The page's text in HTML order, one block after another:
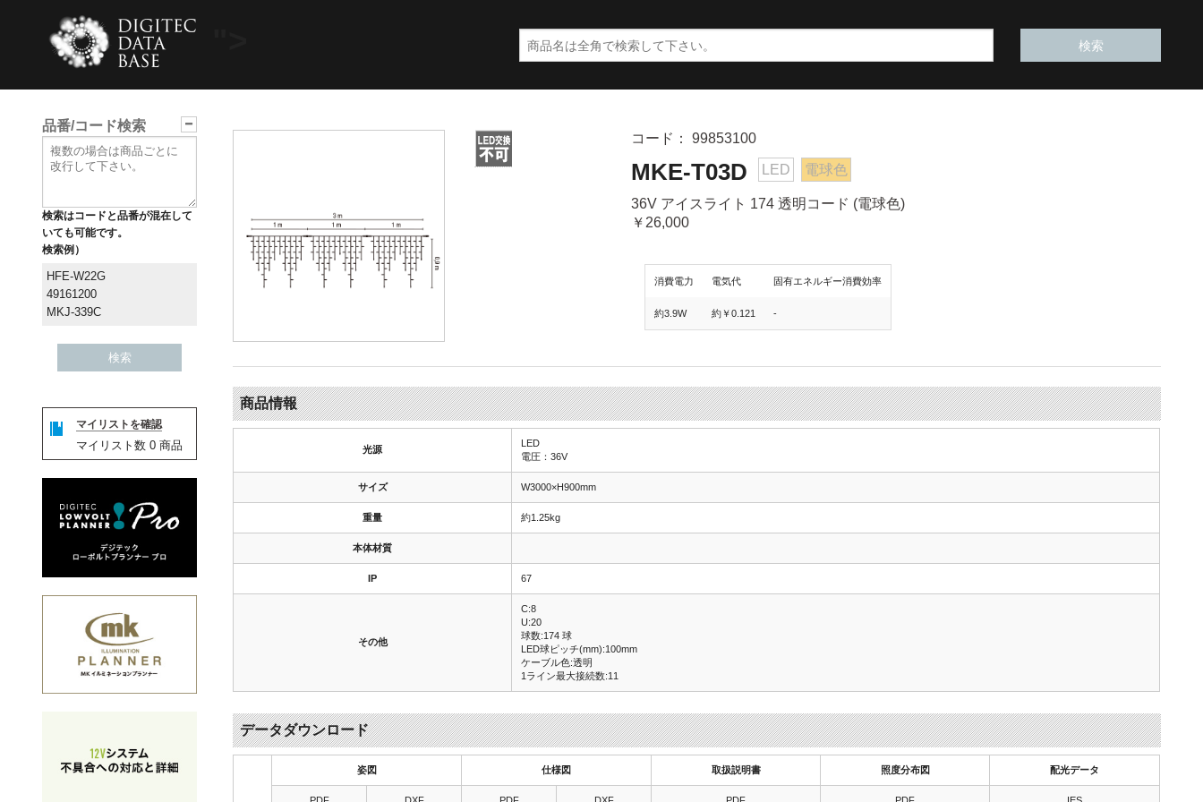
品番/コード検索
検索はコードと品番が混在して
いても可能です。
検索例）
HFE-W22G
49161200
MKJ-339C
マイリストを確認
マイリスト数 0 商品
コード： 99853100
MKE-T03D LED 電球色
36V アイスライト 174 透明コード (電球色)
￥26,000
消費電力 電気代 固有エネルギー消費効率
約3.9W 約￥0.121 -
商品情報
光源
LED
電圧：36V
サイズ W3000×H900mm
重量 約1.25kg
本体材質
IP 67
その他
C:8
U:20
球数:174 球
LED球ピッチ(mm):100mm
ケーブル色:透明
1ライン最大接続数:11
データダウンロード
姿図 仕様図 取扱説明書 照度分布図 配光データ
PDF DXF PDF DXF PDF PDF IES